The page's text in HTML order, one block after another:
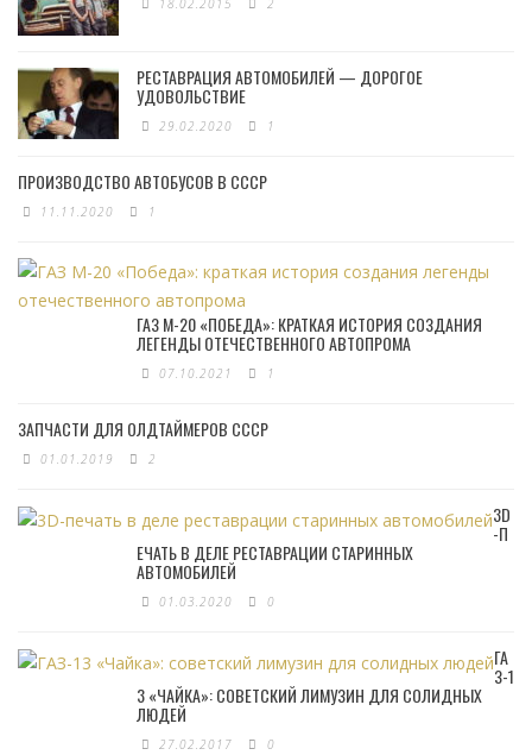
РЕСТАВРАЦИЯ АВТОМОБИЛЕЙ — ДОРОГОЕ
УДОВОЛЬСТВИЕ
29.02.2020 1
ПРОИЗВОДСТВО АВТОБУСОВ В СССР
11.11.2020 1
ГАЗ М-20 «ПОБЕДА»: КРАТКАЯ ИСТОРИЯ СОЗДАНИЯ
ЛЕГЕНДЫ ОТЕЧЕСТВЕННОГО АВТОПРОМА
07.10.2021 1
ЗАПЧАСТИ ДЛЯ ОЛДТАЙМЕРОВ СССР
01.01.2019 2
3D
-П
ЕЧАТЬ В ДЕЛЕ РЕСТАВРАЦИИ СТАРИННЫХ
АВТОМОБИЛЕЙ
01.03.2020 0
ГА
З-1
3 «ЧАЙКА»: СОВЕТСКИЙ ЛИМУЗИН ДЛЯ СОЛИДНЫХ
ЛЮДЕЙ
27.02.2017 0